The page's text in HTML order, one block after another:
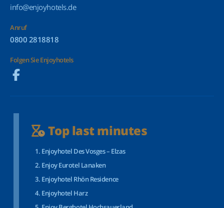
info@enjoyhotels.de
Anruf
0800 2818818
Folgen Sie Enjoyhotels
Top last minutes
Enjoyhotel Des Vosges – Elzas
Enjoy Eurotel Lanaken
Enjoyhotel Rhön Residence
Enjoyhotel Harz